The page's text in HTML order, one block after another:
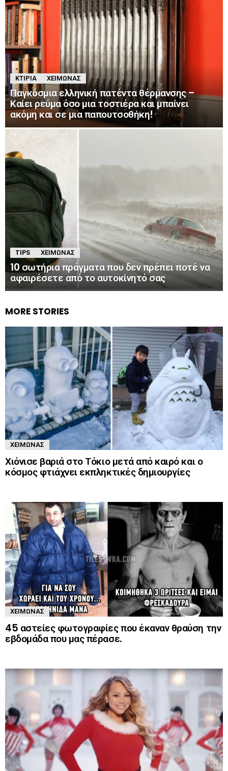
ΚΤΊΡΙΑ ΧΕΙΜΏΝΑΣ
Παγκόσμια ελληνική πατέντα θέρμανσης –
Καίει ρεύμα όσο μια τοστιέρα και μπαίνει
ακόμη και σε μια παπουτσοθήκη!
TIPS ΧΕΙΜΏΝΑΣ
10 σωτήρια πράγματα που δεν πρέπει ποτέ να
αφαιρέσετε από το αυτοκίνητό σας
MORE STORIES
ΧΕΙΜΏΝΑΣ
Χιόνισε βαριά στο Τόκιο μετά από καιρό και ο
κόσμος φτιάχνει εκπληκτικές δημιουργίες
ΧΕΙΜΏΝΑΣ
45 αστείες φωτογραφίες που έκαναν θραύση την
εβδομάδα που μας πέρασε.